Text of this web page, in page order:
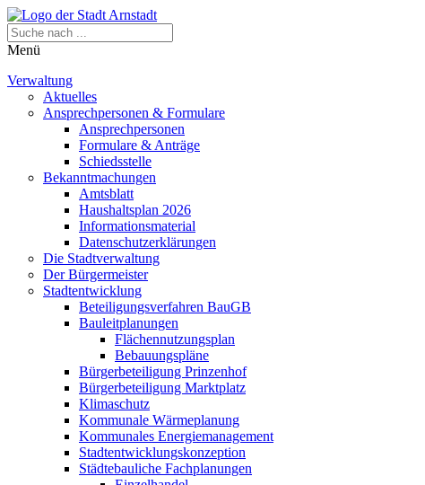
Menü
Verwaltung
Aktuelles
Ansprechpersonen & Formulare
Ansprechpersonen
Formulare & Anträge
Schiedsstelle
Bekanntmachungen
Amtsblatt
Haushaltsplan 2026
Informationsmaterial
Datenschutzerklärungen
Die Stadtverwaltung
Der Bürgermeister
Stadtentwicklung
Beteiligungsverfahren BauGB
Bauleitplanungen
Flächennutzungsplan
Bebauungspläne
Bürgerbeteiligung Prinzenhof
Bürgerbeteiligung Marktplatz
Klimaschutz
Kommunale Wärmeplanung
Kommunales Energiemanagement
Stadtentwicklungskonzeption
Städtebauliche Fachplanungen